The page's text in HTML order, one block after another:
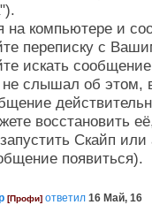
компьютере и
переписку с
искать
не слышал об этом,
восстановить
Скайп
появиться).
[Профи] ответил 16 Май, 16